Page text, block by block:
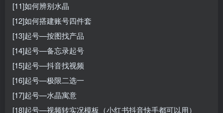
[11]如何辨别水晶
[12]如何搭建账号四件套
[13]起号—按图找产品
[14]起号—备忘录起号
[15]起号—抖音找视频
[16]起号—极限二选一
[17]起号—水晶寓意
[18]起号—视频转实况模板（小红书抖音快手都可以用）